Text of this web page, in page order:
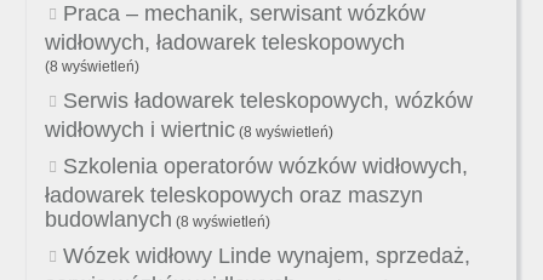
Praca – mechanik, serwisant wózków
widłowych, ładowarek teleskopowych
(8 wyświetleń)
Serwis ładowarek teleskopowych, wózków
widłowych i wiertnic (8 wyświetleń)
Szkolenia operatorów wózków widłowych,
ładowarek teleskopowych oraz maszyn
budowlanych (8 wyświetleń)
Wózek widłowy Linde wynajem, sprzedaż,